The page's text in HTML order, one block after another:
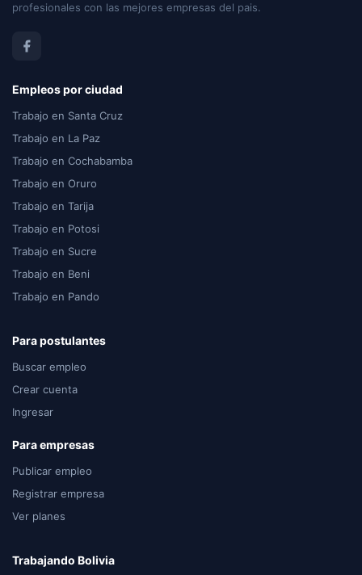
profesionales con las mejores empresas del pais.
Empleos por ciudad
Trabajo en Santa Cruz
Trabajo en La Paz
Trabajo en Cochabamba
Trabajo en Oruro
Trabajo en Tarija
Trabajo en Potosi
Trabajo en Sucre
Trabajo en Beni
Trabajo en Pando
Para postulantes
Buscar empleo
Crear cuenta
Ingresar
Para empresas
Publicar empleo
Registrar empresa
Ver planes
Trabajando Bolivia